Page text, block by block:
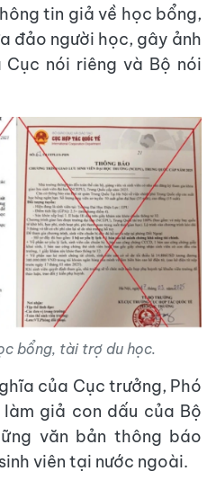
tin giả về học bổng,
đảo người học, gây ảnh
nói riêng và Bộ nói
bổng, tài trợ du học.
của Cục trưởng, Phó
giả con dấu của Bộ
văn bản thông báo
viên tại nước ngoài.